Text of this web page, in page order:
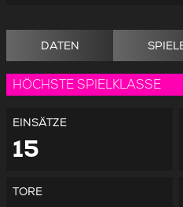
DATEN
HÖCHSTE SPIELKLASSE
EINSÄTZE
15
TORE